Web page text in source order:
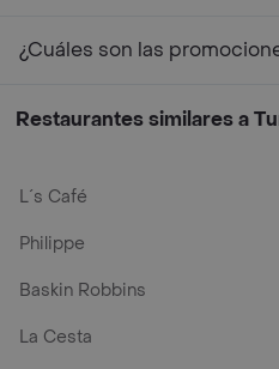
¿Cuáles son las
Restaurantes similares a
L´s Café
Philippe
Baskin Robbins
La Cesta